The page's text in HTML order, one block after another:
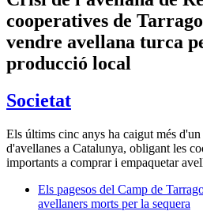
cooperatives de
vendre avellana turca
producció local
Societat
Els últims cinc anys ha caigut més
d'avellanes a Catalunya, obligant les
importants a comprar i empaquetar
Els pagesos del Camp de
avellaners morts per la sequera